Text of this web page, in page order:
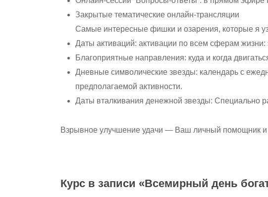
Закрытые тематические онлайн-трансляции
Самые интересные фишки и озарения, которые я
Даты активаций: активации по всем сферам
Благоприятные направления: куда и когда
Дневные символические звезды: календарь с
предполагаемой активности.
Даты вталкивания денежной звезды: Специально
Взрывное улучшение удачи — Ваш личный помощник и
Курс в записи «Всемирный день